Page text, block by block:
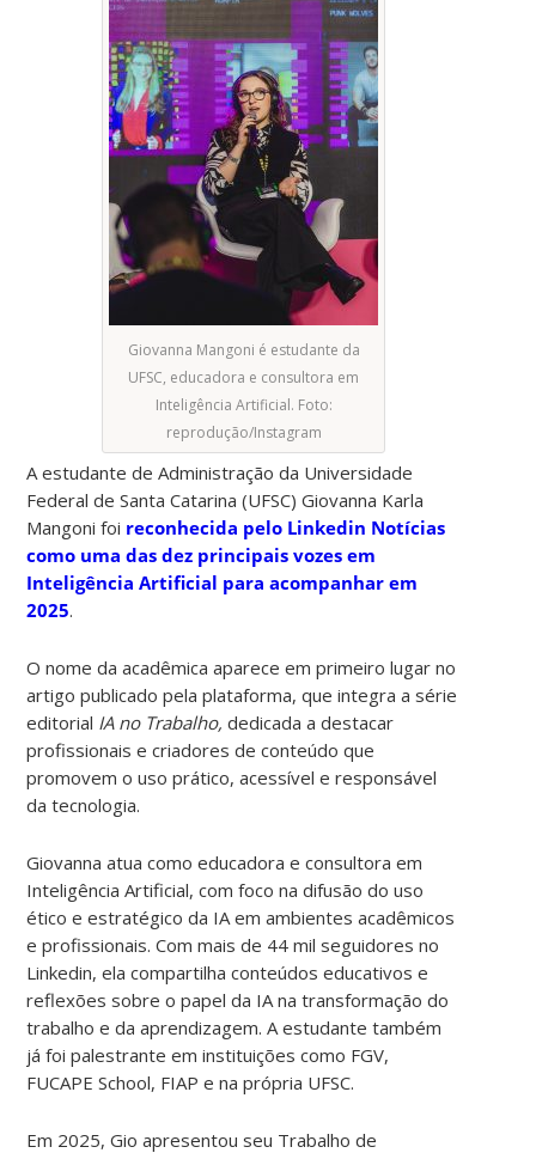
Giovanna Mangoni é estudante da
UFSC, educadora e consultora em
Inteligência Artificial. Foto:
reprodução/Instagram
A estudante de Administração da Universidade
Federal de Santa Catarina (UFSC) Giovanna Karla
Mangoni foi reconhecida pelo Linkedin Notícias
como uma das dez principais vozes em
Inteligência Artificial para acompanhar em
2025.
O nome da acadêmica aparece em primeiro lugar no
artigo publicado pela plataforma, que integra a série
editorial IA no Trabalho,dedicada a destacar
profissionais e criadores de conteúdo que
promovem o uso prático, acessível e responsável
da tecnologia.
Giovanna atua como educadora e consultora em
Inteligência Artificial, com foco na difusão do uso
ético e estratégico da IA em ambientes acadêmicos
e profissionais. Com mais de 44 mil seguidores no
Linkedin, ela compartilha conteúdos educativos e
reflexões sobre o papel da IA na transformação do
trabalho e da aprendizagem. A estudante também
já foi palestrante em instituições como FGV,
FUCAPE School, FIAP e na própria UFSC.
Em 2025, Gio apresentou seu Trabalho de